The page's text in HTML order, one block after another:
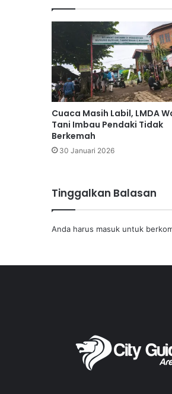
Cuaca Masih Labil, LMDA
Tani Imbau Pendaki Tidak
Berkemah
30 Januari 2026
Tinggalkan Balasan
Anda harus masuk untuk